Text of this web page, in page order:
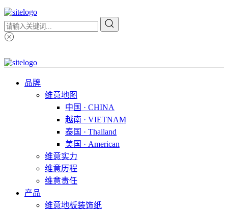
品牌
维意地图
中国 · CHINA
越南 · VIETNAM
泰国 · Thailand
美国 · American
维意实力
维意历程
维意责任
产品
维意地板装饰纸